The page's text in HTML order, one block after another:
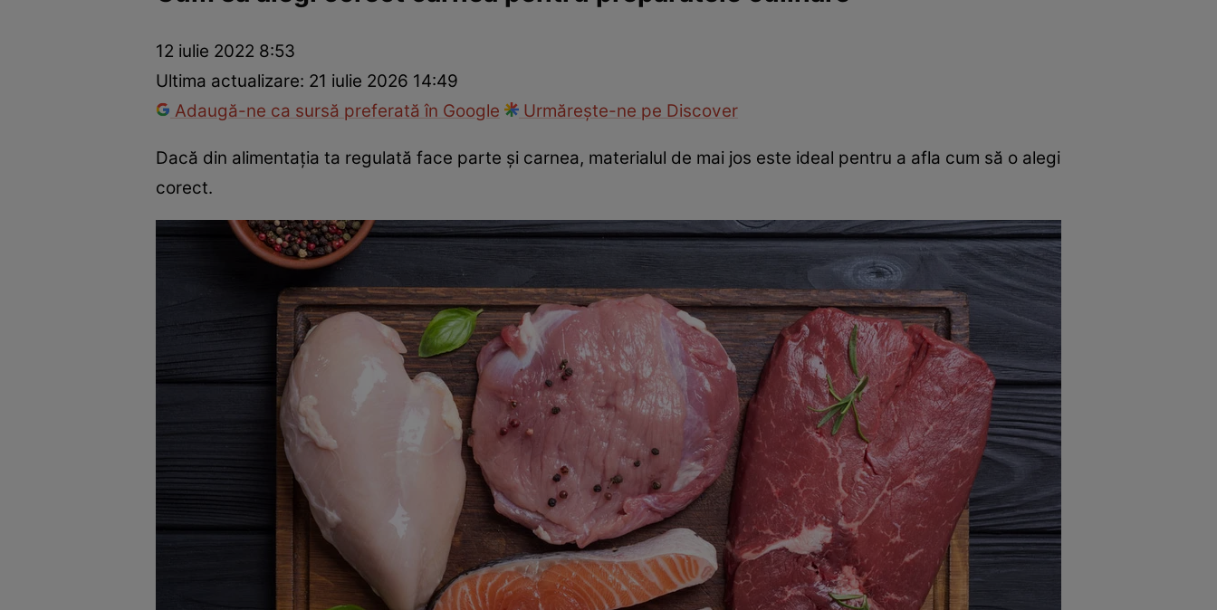
Mâncăruri rapideRețete cu legume
12 iulie 2022 8:53
Ultima actualizare: 21 iulie 2026 14:49
Adaugă-ne ca sursă preferată în Google
Urmărește-ne pe Discover
Dacă din alimentația ta regulată face parte și carnea, materialul de mai jos este ideal pentru a afla cum să o alegi
corect.